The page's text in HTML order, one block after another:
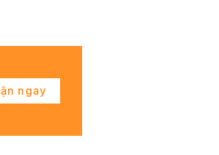
ngay